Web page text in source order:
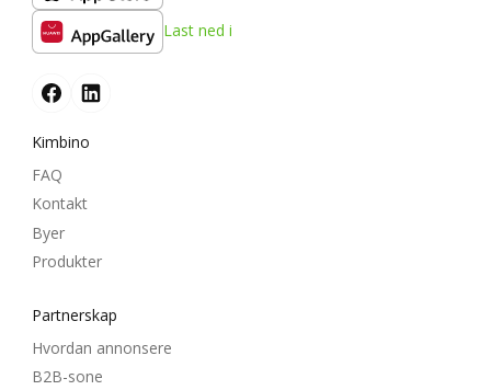
Last ned i
Kimbino
FAQ
Kontakt
Byer
Produkter
Partnerskap
Hvordan annonsere
B2B-sone